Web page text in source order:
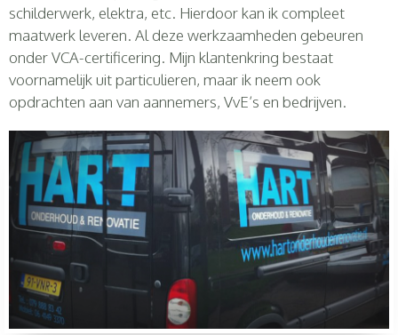
schilderwerk, elektra, etc. Hierdoor kan ik compleet
maatwerk leveren. Al deze werkzaamheden gebeuren
onder VCA-certificering. Mijn klantenkring bestaat
voornamelijk uit particulieren, maar ik neem ook
opdrachten aan van aannemers, VvE’s en bedrijven.